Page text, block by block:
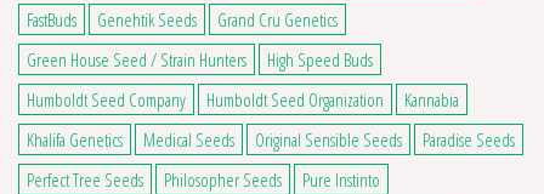
FastBuds
Genehtik Seeds
Grand Cru Genetics
Green House Seed / Strain Hunters
High Speed Buds
Humboldt Seed Company
Humboldt Seed Organization
Kannabia
Khalifa Genetics
Medical Seeds Original Sensible Seeds
Paradise Seeds
Perfect Tree Seeds
Philosopher Seeds
Pure Instinto